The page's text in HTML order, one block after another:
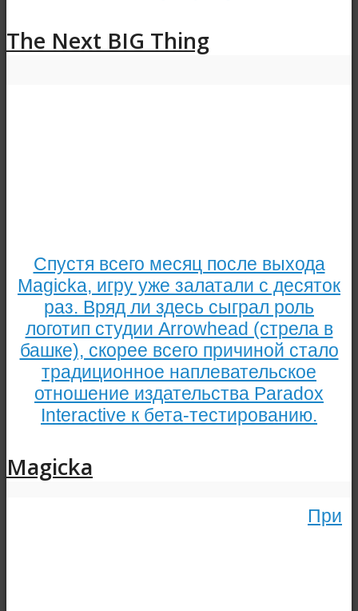
The Next BIG Thing
Спустя всего месяц после выхода
Magicka, игру уже залатали с десяток
раз. Вряд ли здесь сыграл роль
логотип студии Arrowhead (стрела в
башке), скорее всего причиной стало
традиционное наплевательское
отношение издательства Paradox
Interactive к бета-тестированию.
Magicka
При